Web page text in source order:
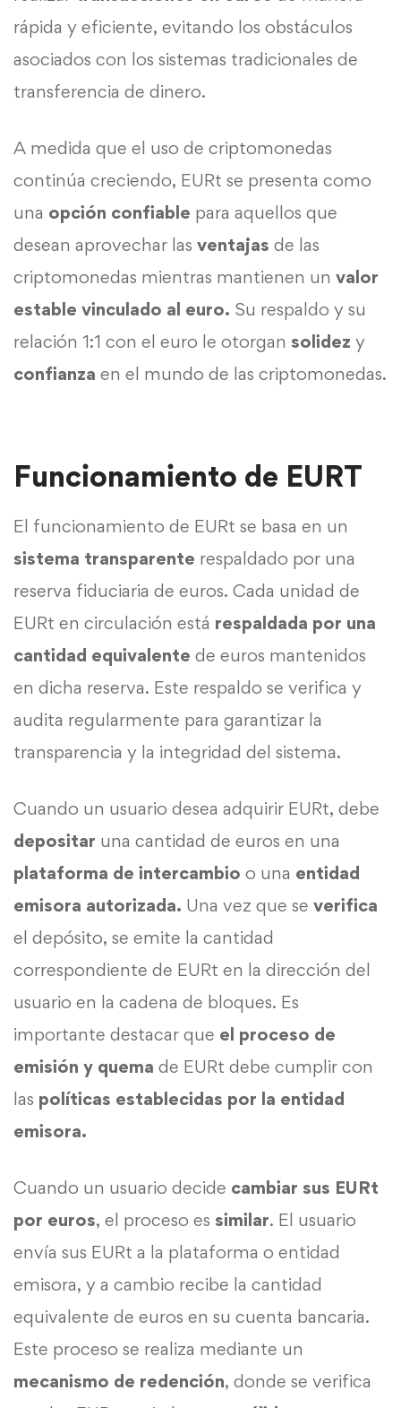
rápida y eficiente, evitando los obstáculos
asociados con los sistemas tradicionales de
transferencia de dinero.
A medida que el uso de criptomonedas
continúa creciendo, EURt se presenta como
una opción confiable para aquellos que
desean aprovechar las ventajas de las
criptomonedas mientras mantienen un valor
estable vinculado al euro. Su respaldo y su
relación 1:1 con el euro le otorgan solidez y
confianza en el mundo de las criptomonedas.
Funcionamiento de EURT
El funcionamiento de EURt se basa en un
sistema transparente respaldado por una
reserva fiduciaria de euros. Cada unidad de
EURt en circulación está respaldada por una
cantidad equivalente de euros mantenidos
en dicha reserva. Este respaldo se verifica y
audita regularmente para garantizar la
transparencia y la integridad del sistema.
Cuando un usuario desea adquirir EURt, debe
depositar una cantidad de euros en una
plataforma de intercambio o una entidad
emisora autorizada. Una vez que se verifica
el depósito, se emite la cantidad
correspondiente de EURt en la dirección del
usuario en la cadena de bloques. Es
importante destacar que el proceso de
emisión y quema de EURt debe cumplir con
las políticas establecidas por la entidad
emisora.
Cuando un usuario decide cambiar sus EURt
por euros, el proceso es similar. El usuario
envía sus EURt a la plataforma o entidad
emisora, y a cambio recibe la cantidad
equivalente de euros en su cuenta bancaria.
Este proceso se realiza mediante un
mecanismo de redención, donde se verifica